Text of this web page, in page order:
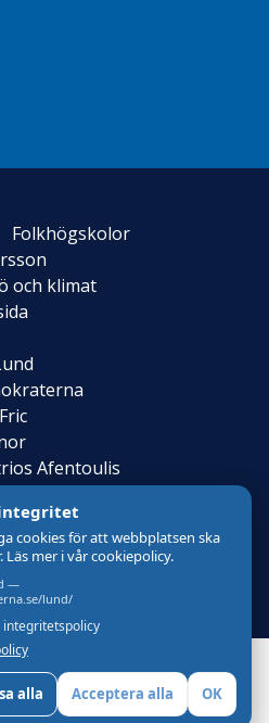
Folkhögskolor
och klimat
Afentoulis
2014
med
cookies för att webbplatsen ska
Läs mer i vår cookiepolicy.
—
lund/
integritetspolicy
alla Acceptera alla OK